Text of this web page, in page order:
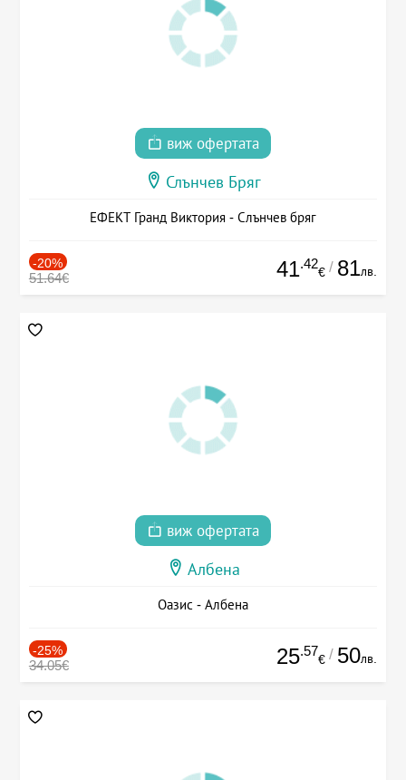
виж офертата
Слънчев Бряг
ЕФЕКТ Гранд Виктория - Слънчев бряг
-20%
51.64€ 41.42
€ / 81лв.
виж офертата
Албена
Оазис - Албена
-25%
34.05€ 25.57
€ / 50лв.